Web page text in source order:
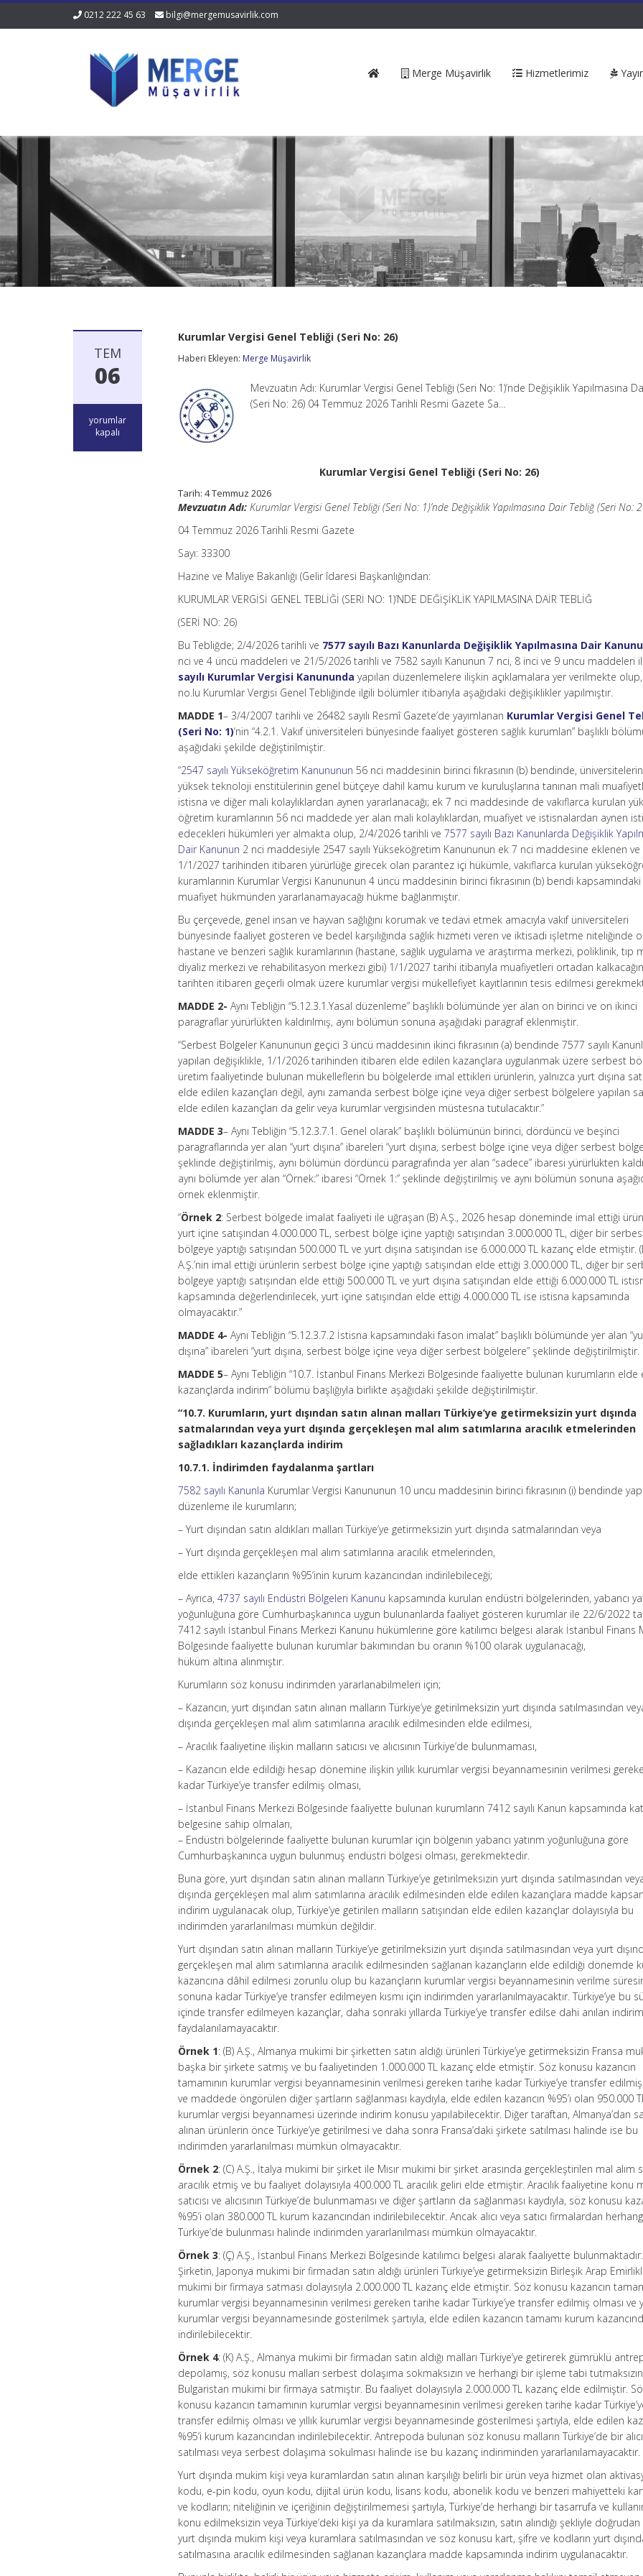
0212 222 45 63 bilgi@mergemusavirlik.com
Merge Müşavirlik Hizmetlerimiz
TEM
06
Kurumlar
Vergisi
yorumlar
kapalı
Kurumlar Vergisi Genel Tebliği (Seri No: 26)
Haberi Ekleyen: Merge Müşavirlik
Mevzuatın Adı: Kurumlar Vergisi Genel Tebliği (Seri No: 1)’nde Değişiklik Yapılmasına
(Seri No: 26) 04 Temmuz 2026 Tarihli Resmi Gazete Sa…
Kurumlar Vergisi Genel Tebliği (Seri No: 26)
Tarih:4 Temmuz 2026
Mevzuatın Adı: Kurumlar Vergisi Genel Tebliği (Seri No: 1)’nde Değişiklik Yapılmasına Dair Tebliğ (Seri No:
04 Temmuz 2026 Tarihli Resmi Gazete
Sayı: 33300
Hazine ve Maliye Bakanlığı (Gelir îdaresi Başkanlığından:
KURUMLAR VERGİSİ GENEL TEBLİĞİ (SERİ NO: 1)’NDE DEĞİŞİKLİK YAPILMASINA DAİR TEBLİĞ
(SERİ NO: 26)
Bu Tebliğde; 2/4/2026 tarihli ve 7577 sayılı Bazı Kanunlarda Değişiklik Yapılmasına Dair
nci ve 4 üncü maddeleri ve 21/5/2026 tarihli ve 7582 sayılı Kanunun 7 nci, 8 inci ve 9 uncu maddeleri
sayılı Kurumlar Vergisi Kanununda yapılan düzenlemelere ilişkin açıklamalara yer verilmekte
no.lu Kurumlar Vergisi Genel Tebliğinde ilgili bölümler itibarıyla aşağıdaki değişiklikler yapılmıştır.
MADDE 1– 3/4/2007 tarihli ve 26482 sayılı Resmî Gazete’de yayımlanan Kurumlar Vergisi Genel
(Seri No: 1)‘nin “4.2.1. Vakıf üniversiteleri bünyesinde faaliyet gösteren sağlık kurumlan” başlıklı
aşağıdaki şekilde değiştirilmiştir.
“2547 sayılı Yükseköğretim Kanununun 56 nci maddesinin birinci fıkrasının (b) bendinde,
yüksek teknoloji enstitülerinin genel bütçeye dahil kamu kurum ve kuruluşlarına tanınan mali
istisna ve diğer mali kolaylıklardan aynen yararlanacağı; ek 7 nci maddesinde de vakıflarca kurulan
öğretim kuramlarının 56 nci maddede yer alan mali kolaylıklardan, muafiyet ve istisnalardan aynen
edecekleri hükümleri yer almakta olup, 2/4/2026 tarihli ve7577 sayılı Bazı Kanunlarda Değişiklik
Dair Kanunun 2 nci maddesiyle 2547 sayılı Yükseköğretim Kanununun ek 7 nci maddesine eklenen ve
1/1/2027 tarihinden itibaren yürürlüğe girecek olan parantez içi hükümle, vakıflarca kurulan
kuramlarının Kurumlar Vergisi Kanununun 4 üncü maddesinin birinci fıkrasının (b) bendi kapsamındaki
muafiyet hükmünden yararlanamayacağı hükme bağlanmıştır.
Bu çerçevede, genel insan ve hayvan sağlığını korumak ve tedavi etmek amacıyla vakıf üniversiteleri
bünyesinde faaliyet gösteren ve bedel karşılığında sağlık hizmeti veren ve iktisadi işletme niteliğinde
hastane ve benzeri sağlık kuramlarının (hastane, sağlık uygulama ve araştırma merkezi, poliklinik, tıp
diyaliz merkezi ve rehabilitasyon merkezi gibi) 1/1/2027 tarihi itibarıyla muafiyetleri ortadan
tarihten itibaren geçerli olmak üzere kurumlar vergisi mükellefiyet kayıtlarının tesis edilmesi
MADDE 2- Aynı Tebliğin “5.12.3.1.Yasal düzenleme” başlıklı bölümünde yer alan on birinci ve on ikinci
paragraflar yürürlükten kaldırılmış, aynı bölümün sonuna aşağıdaki paragraf eklenmiştir.
“Serbest Bölgeler Kanununun geçici 3 üncü maddesinin ikinci fıkrasının (a) bendinde 7577 sayılı
yapılan değişiklikle, 1/1/2026 tarihinden itibaren elde edilen kazançlara uygulanmak üzere serbest
üretim faaliyetinde bulunan mükelleflerin bu bölgelerde imal ettikleri ürünlerin, yalnızca yurt dışına
elde edilen kazançları değil, aynı zamanda serbest bölge içine veya diğer serbest bölgelere yapılan
elde edilen kazançları da gelir veya kurumlar vergisinden müstesna tutulacaktır.”
MADDE 3– Aynı Tebliğin “5.12.3.7.1. Genel olarak” başlıklı bölümünün birinci, dördüncü ve beşinci
paragraflarında yer alan “yurt dışına” ibareleri “yurt dışına, serbest bölge içine veya diğer serbest
şeklinde değiştirilmiş, aynı bölümün dördüncü paragrafında yer alan “sadece” ibaresi yürürlükten
aynı bölümde yer alan “Örnek:” ibaresi “Örnek 1:” şeklinde değiştirilmiş ve aynı bölümün sonuna
örnek eklenmiştir.
“Örnek 2: Serbest bölgede imalat faaliyeti ile uğraşan (B) A.Ş., 2026 hesap döneminde imal ettiği
yurt içine satışından 4.000.000 TL, serbest bölge içine yaptığı satışından 3.000.000 TL, diğer bir
bölgeye yaptığı satışından 500.000 TL ve yurt dışına satışından ise 6.000.000 TL kazanç elde etmiştir.
A.Ş.’nin imal ettiği ürünlerin serbest bölge içine yaptığı satışından elde ettiği 3.000.000 TL, diğer bir
bölgeye yaptığı satışından elde ettiği 500.000 TL ve yurt dışına satışından elde ettiği 6.000.000 TL
kapsamında değerlendirilecek, yurt içine satışından elde ettiği 4.000.000 TL ise istisna kapsamında
olmayacaktır.”
MADDE 4- Aynı Tebliğin “5.12.3.7.2 İstisna kapsamındaki fason imalat” başlıklı bölümünde yer alan
dışına” ibareleri “yurt dışına, serbest bölge içine veya diğer serbest bölgelere” şeklinde değiştirilmiştir.
MADDE 5– Aynı Tebliğin “10.7. İstanbul Finans Merkezi Bölgesinde faaliyette bulunan kurumların elde
kazançlarda indirim” bölümü başlığıyla birlikte aşağıdaki şekilde değiştirilmiştir.
“10.7. Kurumların, yurt dışından satın alınan malları Türkiye’ye getirmeksizin yurt dışında
satmalarından veya yurt dışında gerçekleşen mal alım satımlarına aracılık etmelerinden
sağladıkları kazançlarda indirim
10.7.1. İndirimden faydalanma şartları
7582 sayılı Kanunla Kurumlar Vergisi Kanununun 10 uncu maddesinin birinci fıkrasının (i) bendinde
düzenleme ile kurumların;
– Yurt dışından satın aldıkları malları Türkiye’ye getirmeksizin yurt dışında satmalarından veya
– Yurt dışında gerçekleşen mal alım satımlarına aracılık etmelerinden,
elde ettikleri kazançların %95’inin kurum kazancından indirilebileceği;
– Ayrıca,4737 sayılı Endüstri Bölgeleri Kanunu kapsamında kurulan endüstri bölgelerinden, yabancı
yoğunluğuna göre Cumhurbaşkanınca uygun bulunanlarda faaliyet gösteren kurumlar ile 22/6/2022
7412 sayılı İstanbul Finans Merkezi Kanunu hükümlerine göre katılımcı belgesi alarak İstanbul Finans
Bölgesinde faaliyette bulunan kurumlar bakımından bu oranın %100 olarak uygulanacağı,
hüküm altına alınmıştır.
Kurumların söz konusu indirimden yararlanabilmeleri için;
– Kazancın, yurt dışından satın alınan malların Türkiye’ye getirilmeksizin yurt dışında satılmasından
dışında gerçekleşen mal alım satımlarına aracılık edilmesinden elde edilmesi,
– Aracılık faaliyetine ilişkin malların satıcısı ve alıcısının Türkiye’de bulunmaması,
– Kazancın elde edildiği hesap dönemine ilişkin yıllık kurumlar vergisi beyannamesinin verilmesi
kadar Türkiye’ye transfer edilmiş olması,
– İstanbul Finans Merkezi Bölgesinde faaliyette bulunan kurumların 7412 sayılı Kanun kapsamında
belgesine sahip olmaları,
– Endüstri bölgelerinde faaliyette bulunan kurumlar için bölgenin yabancı yatırım yoğunluğuna göre
Cumhurbaşkanınca uygun bulunmuş endüstri bölgesi olması, gerekmektedir.
Buna göre, yurt dışından satın alınan malların Türkiye’ye getirilmeksizin yurt dışında satılmasından
dışında gerçekleşen mal alım satımlarına aracılık edilmesinden elde edilen kazançlara madde
indirim uygulanacak olup, Türkiye’ye getirilen malların satışından elde edilen kazançlar dolayısıyla bu
indirimden yararlanılması mümkün değildir.
Yurt dışından satın alınan malların Türkiye’ye getirilmeksizin yurt dışında satılmasından veya yurt
gerçekleşen mal alım satımlarına aracılık edilmesinden sağlanan kazançların elde edildiği dönemde
kazancına dâhil edilmesi zorunlu olup bu kazançların kurumlar vergisi beyannamesinin verilme
sonuna kadar Türkiye’ye transfer edilmeyen kısmı için indirimden yararlanılmayacaktır. Türkiye’ye bu
içinde transfer edilmeyen kazançlar, daha sonraki yıllarda Türkiye’ye transfer edilse dahi anılan
faydalanılamayacaktır.
Örnek 1: (B) A.Ş., Almanya mukimi bir şirketten satın aldığı ürünleri Türkiye’ye getirmeksizin Fransa
başka bir şirkete satmış ve bu faaliyetinden 1.000.000 TL kazanç elde etmiştir. Söz konusu kazancın
tamamının kurumlar vergisi beyannamesinin verilmesi gereken tarihe kadar Türkiye’ye transfer
ve maddede öngörülen diğer şartların sağlanması kaydıyla, elde edilen kazancın %95’i olan 950.000 TL
kurumlar vergisi beyannamesi üzerinde indirim konusu yapılabilecektir. Diğer taraftan, Almanya’dan
alınan ürünlerin önce Türkiye’ye getirilmesi ve daha sonra Fransa’daki şirkete satılması halinde ise bu
indirimden yararlanılması mümkün olmayacaktır.
Örnek 2: (C) A.Ş., İtalya mukimi bir şirket ile Mısır mukimi bir şirket arasında gerçekleştirilen mal alım
aracılık etmiş ve bu faaliyet dolayısıyla 400.000 TL aracılık geliri elde etmiştir. Aracılık faaliyetine konu
satıcısı ve alıcısının Türkiye’de bulunmaması ve diğer şartların da sağlanması kaydıyla, söz konusu
%95’i olan 380.000 TL kurum kazancından indirilebilecektir. Ancak alıcı veya satıcı firmalardan
Türkiye’de bulunması halinde indirimden yararlanılması mümkün olmayacaktır.
Örnek 3: (Ç) A.Ş., İstanbul Finans Merkezi Bölgesinde katılımcı belgesi alarak faaliyette bulunmaktadır.
Şirketin, Japonya mukimi bir firmadan satın aldığı ürünleri Türkiye’ye getirmeksizin Birleşik Arap
mukimi bir firmaya satması dolayısıyla 2.000.000 TL kazanç elde etmiştir. Söz konusu kazancın
kurumlar vergisi beyannamesinin verilmesi gereken tarihe kadar Türkiye’ye transfer edilmiş olması ve
kurumlar vergisi beyannamesinde gösterilmek şartıyla, elde edilen kazancın tamamı kurum
indirilebilecektir.
Örnek 4: (K) A.Ş., Almanya mukimi bir firmadan satın aldığı malları Türkiye’ye getirerek gümrüklü
depolamış, söz konusu malları serbest dolaşıma sokmaksızın ve herhangi bir işleme tabi tutmaksızın
Bulgaristan mukimi bir firmaya satmıştır. Bu faaliyet dolayısıyla 2.000.000 TL kazanç elde edilmiştir.
konusu kazancın tamamının kurumlar vergisi beyannamesinin verilmesi gereken tarihe kadar
transfer edilmiş olması ve yıllık kurumlar vergisi beyannamesinde gösterilmesi şartıyla, elde edilen
%95’i kurum kazancından indirilebilecektir. Antrepoda bulunan söz konusu malların Türkiye’de bir
satılması veya serbest dolaşıma sokulması halinde ise bu kazanç indiriminden yararlanılamayacaktır.
Yurt dışında mukim kişi veya kuramlardan satın alınan karşılığı belirli bir ürün veya hizmet olan
kodu, e-pin kodu, oyun kodu, dijital ürün kodu, lisans kodu, abonelik kodu ve benzeri mahiyetteki
ve kodların; niteliğinin ve içeriğinin değiştirilmemesi şartıyla, Türkiye’de herhangi bir tasarrufa ve
konu edilmeksizin veya Türkiye’deki kişi ya da kuramlara satılmaksızın, satın alındığı şekliyle
yurt dışında mukim kişi veya kuramlara satılmasından ve söz konusu kart, şifre ve kodların yurt
satılmasına aracılık edilmesinden sağlanan kazançlara madde kapsamında indirim uygulanacaktır.